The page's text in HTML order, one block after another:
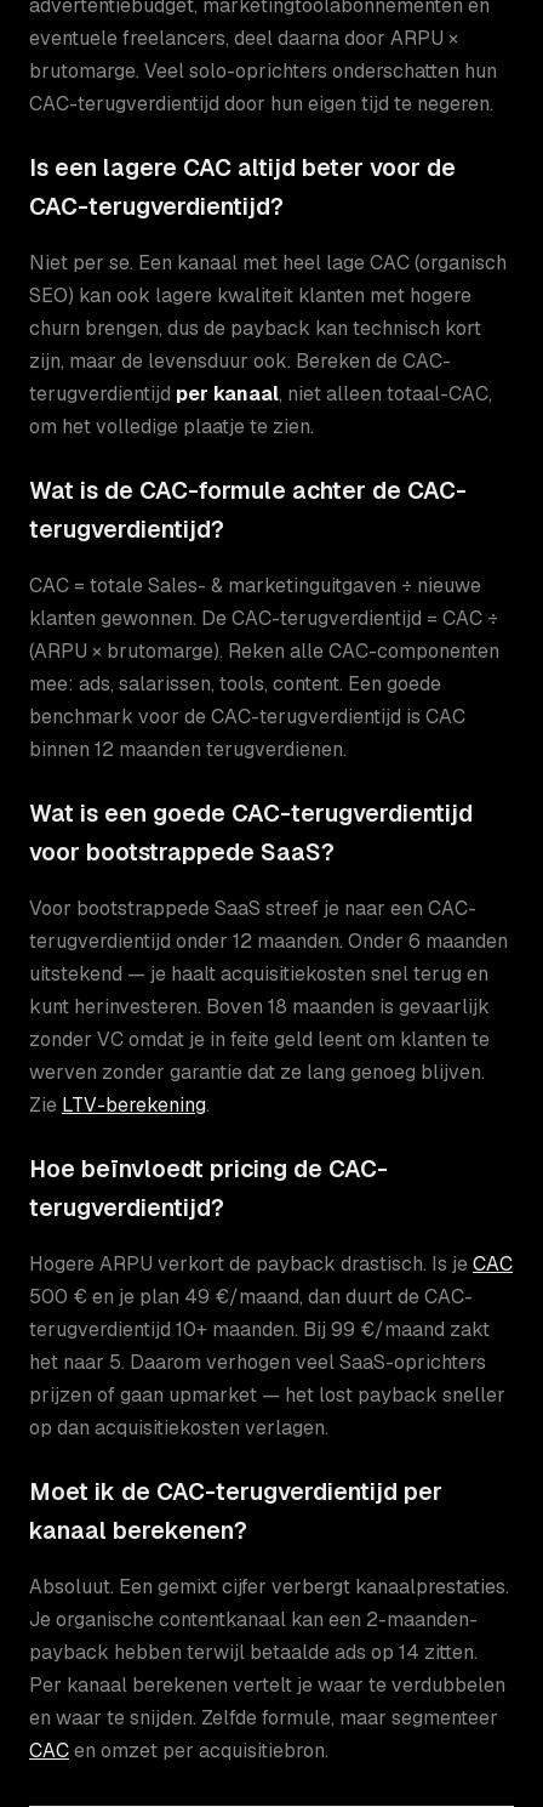
eventuele freelancers, deel daarna door ARPU ×
brutomarge. Veel solo-oprichters onderschatten hun
CAC-terugverdientijd door hun eigen tijd te negeren.
Is een lagere CAC altijd beter voor de
CAC-terugverdientijd?
Niet per se. Een kanaal met heel lage CAC (organisch
SEO) kan ook lagere kwaliteit klanten met hogere
churn brengen, dus de payback kan technisch kort
zijn, maar de levensduur ook. Bereken de CAC-
terugverdientijd per kanaal, niet alleen totaal-CAC,
om het volledige plaatje te zien.
Wat is de CAC-formule achter de CAC-
terugverdientijd?
CAC = totale Sales- & marketinguitgaven ÷ nieuwe
klanten gewonnen. De CAC-terugverdientijd = CAC ÷
(ARPU × brutomarge). Reken alle CAC-componenten
mee: ads, salarissen, tools, content. Een goede
benchmark voor de CAC-terugverdientijd is CAC
binnen 12 maanden terugverdienen.
Wat is een goede CAC-terugverdientijd
voor bootstrappede SaaS?
Voor bootstrappede SaaS streef je naar een CAC-
terugverdientijd onder 12 maanden. Onder 6 maanden
uitstekend — je haalt acquisitiekosten snel terug en
kunt herinvesteren. Boven 18 maanden is gevaarlijk
zonder VC omdat je in feite geld leent om klanten te
werven zonder garantie dat ze lang genoeg blijven.
Zie LTV-berekening.
Hoe beïnvloedt pricing de CAC-
terugverdientijd?
Hogere ARPU verkort de payback drastisch. Is je CAC
500 € en je plan 49 €/maand, dan duurt de CAC-
terugverdientijd 10+ maanden. Bij 99 €/maand zakt
het naar 5. Daarom verhogen veel SaaS-oprichters
prijzen of gaan upmarket — het lost payback sneller
op dan acquisitiekosten verlagen.
Moet ik de CAC-terugverdientijd per
kanaal berekenen?
Absoluut. Een gemixt cijfer verbergt kanaalprestaties.
Je organische contentkanaal kan een 2-maanden-
payback hebben terwijl betaalde ads op 14 zitten.
Per kanaal berekenen vertelt je waar te verdubbelen
en waar te snijden. Zelfde formule, maar segmenteer
CACen omzet per acquisitiebron.